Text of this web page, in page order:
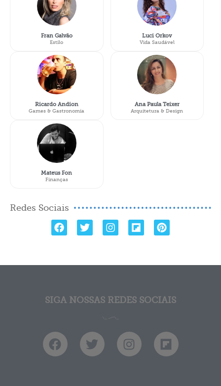
Fran Galvão
Estilo
Ricardo Andion
Games & Gastronomia
Mateus Fon
Finanças
Luci Orkov
Vida Saudável
Ana Paula Teixer
Arquitetura & Design
Redes Sociais
SIGA NOSSAS REDES SOCIAIS